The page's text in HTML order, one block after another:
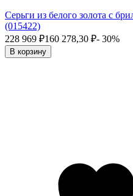
Серьги из белого золота с
(015422)
228 969 ₽160 278,30 ₽- 30%
В корзину